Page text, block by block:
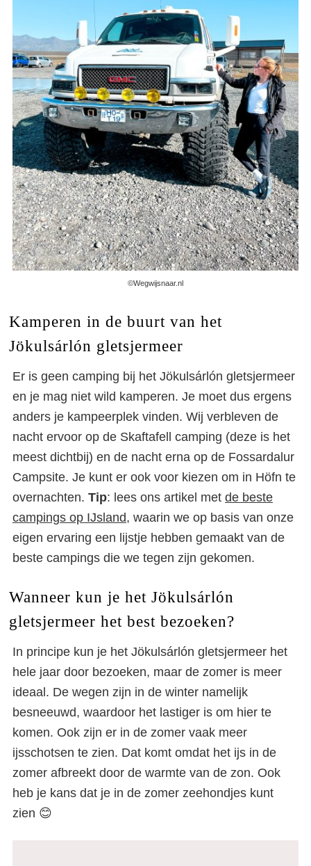
©Wegwijsnaar.nl
Kamperen in de buurt van het
Jökulsárlón gletsjermeer
Er is geen camping bij het Jökulsárlón gletsjermeer
en je mag niet wild kamperen. Je moet dus ergens
anders je kampeerplek vinden. Wij verbleven de
nacht ervoor op de Skaftafell camping (deze is het
meest dichtbij) en de nacht erna op de Fossardalur
Campsite. Je kunt er ook voor kiezen om in Höfn te
overnachten. Tip: lees ons artikel met de beste
campings op IJsland, waarin we op basis van onze
eigen ervaring een lijstje hebben gemaakt van de
beste campings die we tegen zijn gekomen.
Wanneer kun je het Jökulsárlón
gletsjermeer het best bezoeken?
In principe kun je het Jökulsárlón gletsjermeer het
hele jaar door bezoeken, maar de zomer is meer
ideaal. De wegen zijn in de winter namelijk
besneeuwd, waardoor het lastiger is om hier te
komen. Ook zijn er in de zomer vaak meer
ijsschotsen te zien. Dat komt omdat het ijs in de
zomer afbreekt door de warmte van de zon. Ook
heb je kans dat je in de zomer zeehondjes kunt
zien 😊